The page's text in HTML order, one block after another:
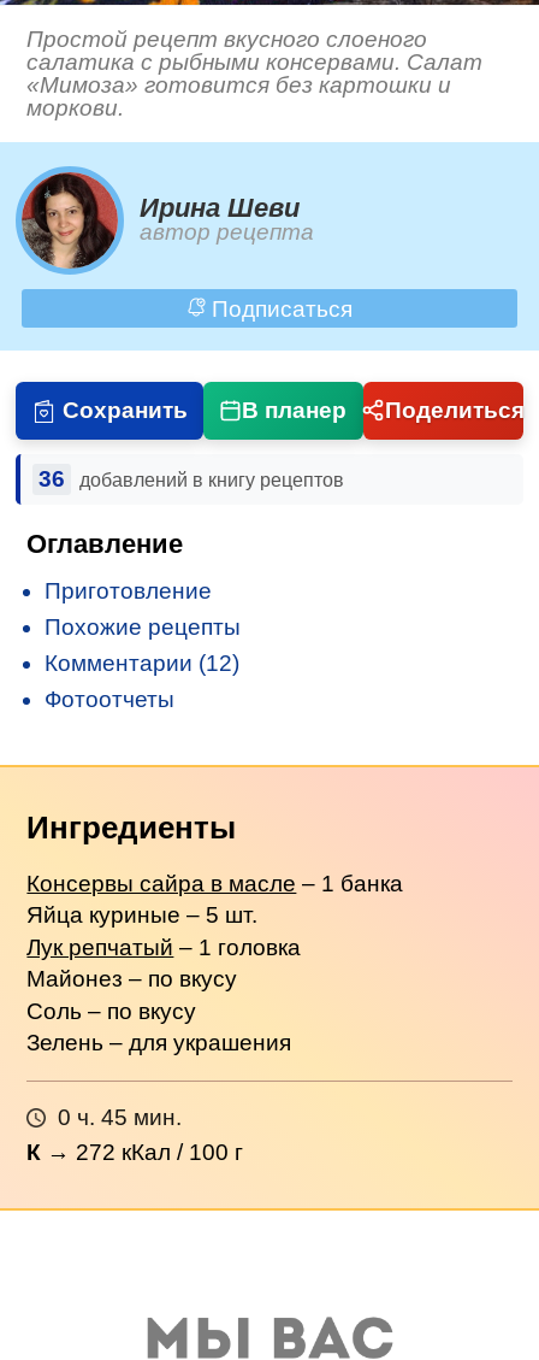
Простой рецепт вкусного слоеного
салатика с рыбными консервами. Салат
«Мимоза» готовится без картошки и
моркови.
Ирина Шеви
автор рецепта
Подписаться
Сохранить В планер Поделиться
36 добавлений в книгу рецептов
Оглавление
Приготовление
Похожие рецепты
Комментарии (12)
Фотоотчеты
Ингредиенты
Консервы сайра в масле – 1 банка
Яйца куриные – 5 шт.
Лук репчатый – 1 головка
Майонез – по вкусу
Соль – по вкусу
Зелень – для украшения
0 ч. 45 мин.
К → 272 кКал / 100 г